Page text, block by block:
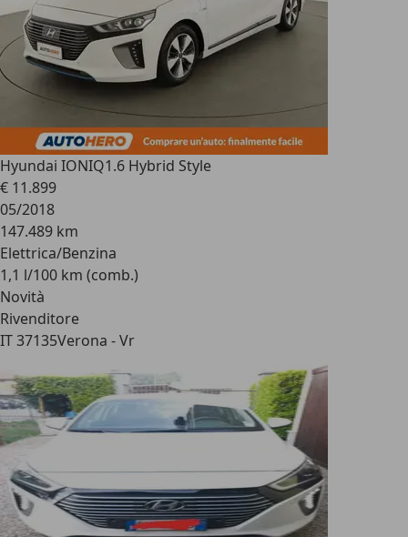
Hyundai IONIQ1.6 Hybrid Style
€ 11.899
05/2018
147.489 km
Elettrica/Benzina
1,1 l/100 km (comb.)
Novità
Rivenditore
IT 37135Verona - Vr